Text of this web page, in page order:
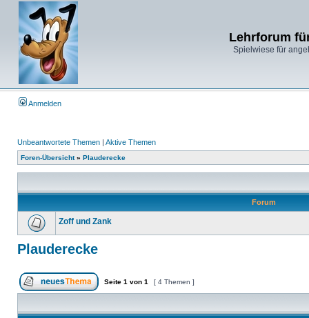
Lehrforum
Spielwiese für
Anmelden
Unbeantwortete Themen | Aktive Themen
Foren-Übersicht» Plauderecke
Forum
Zoff und Zank
Plauderecke
Seite 1 von 1 [ 4 Themen ]